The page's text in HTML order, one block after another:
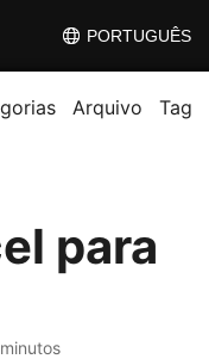
PORTUGUÊS
Arquivo Tag
para